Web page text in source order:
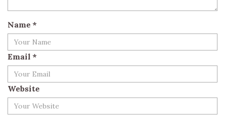
Name *
Email *
Website